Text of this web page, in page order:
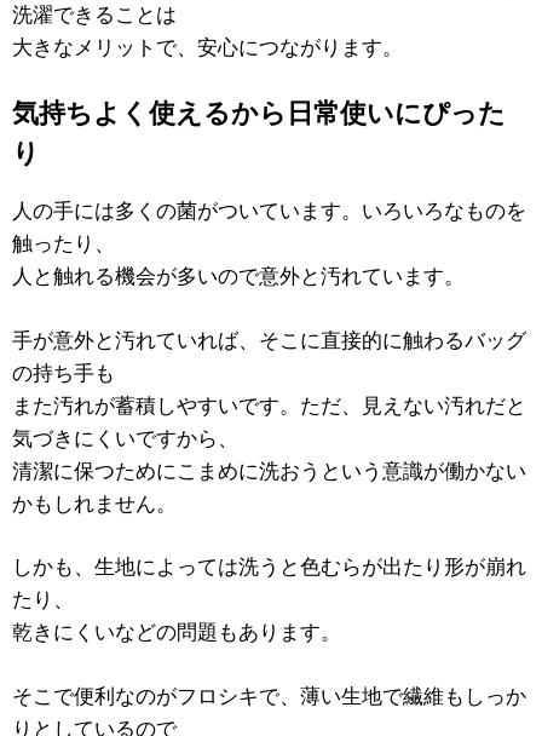
洗濯できることは
大きなメリットで、安心につながります。
気持ちよく使えるから日常使いにぴった
り
人の手には多くの菌がついています。いろいろなものを
触ったり、
人と触れる機会が多いので意外と汚れています。
手が意外と汚れていれば、そこに直接的に触わるバッグ
の持ち手も
また汚れが蓄積しやすいです。ただ、見えない汚れだと
気づきにくいですから、
清潔に保つためにこまめに洗おうという意識が働かない
かもしれません。
しかも、生地によっては洗うと色むらが出たり形が崩れ
たり、
乾きにくいなどの問題もあります。
そこで便利なのがフロシキで、薄い生地で繊維もしっか
りとしているので